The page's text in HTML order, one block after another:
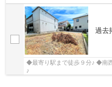
過去
◆最寄り駅まで徒歩９分♪ ◆南
♪